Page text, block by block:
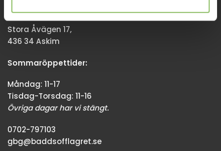
Stora Åvägen 17,
436 34 Askim
Sommaröppettider:
Måndag: 11-17
Tisdag-Torsdag: 11-16
Övriga dagar har vi stängt.
0702-797103
gbg@baddsofflagret.se